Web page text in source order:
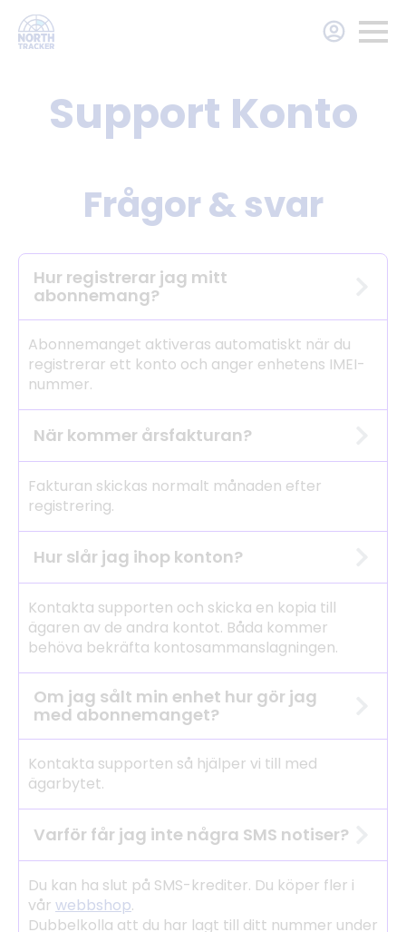
Support Konto
Frågor & svar
Hur registrerar jag mitt
abonnemang?
Abonnemanget aktiveras automatiskt när du
registrerar ett konto och anger enhetens IMEI-
nummer.
När kommer årsfakturan?
Fakturan skickas normalt månaden efter
registrering.
Hur slår jag ihop konton?
Kontakta supporten och skicka en kopia till
ägaren av de andra kontot. Båda kommer
behöva bekräfta kontosammanslagningen.
Om jag sålt min enhet hur gör jag
med abonnemanget?
Kontakta supporten så hjälper vi till med
ägarbytet.
Varför får jag inte några SMS notiser?
Du kan ha slut på SMS-krediter. Du köper fler i
vår webbshop.
Dubbelkolla att du har lagt till ditt nummer under